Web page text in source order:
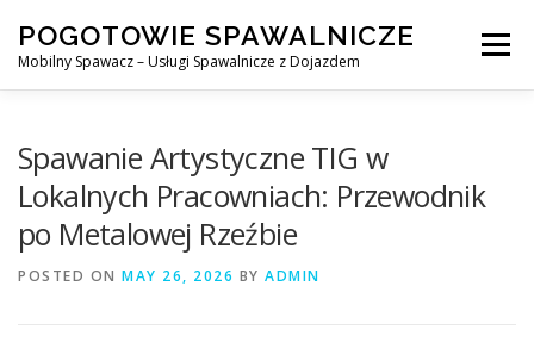
content
POGOTOWIE SPAWALNICZE
Mobilny Spawacz – Usługi Spawalnicze z Dojazdem
Menu
SPAWANIE MIG/MAG (GMAW)
Spawanie Artystyczne TIG w
Lokalnych Pracowniach: Przewodnik
po Metalowej Rzeźbie
POSTED ON MAY 26, 2026 BY ADMIN